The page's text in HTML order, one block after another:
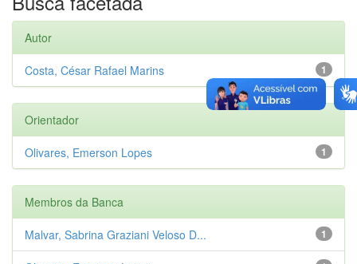
Autor
1
Costa, César Rafael Marins
Orientador
1
Olivares, Emerson Lopes
Membros da Banca
1
Malvar, Sabrina Graziani Veloso D...